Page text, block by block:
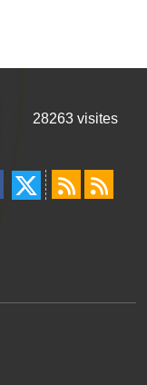
28263 visites